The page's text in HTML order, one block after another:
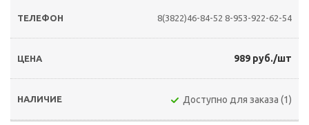
8(3822)46-84-52 8-953-922-62-54
989 руб./шт
Доступно для заказа (1)